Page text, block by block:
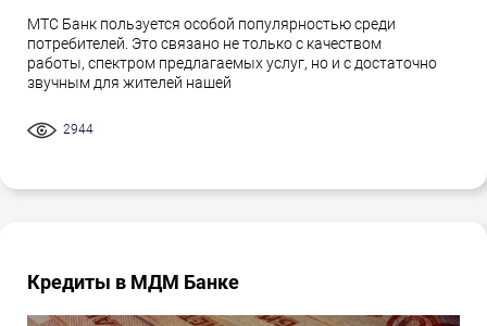
МТС Банк пользуется особой популярностью среди
потребителей. Это связано не только с качеством
работы, спектром предлагаемых услуг, но и с достаточно
звучным для жителей нашей
2944
Кредиты в МДМ Банке